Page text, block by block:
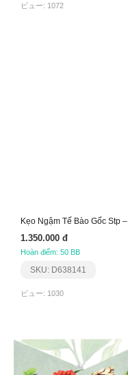
ビュー: 1072
1.350.000 đ
Hoàn điểm: 50 BB
SKU: D638141
ビュー: 1030